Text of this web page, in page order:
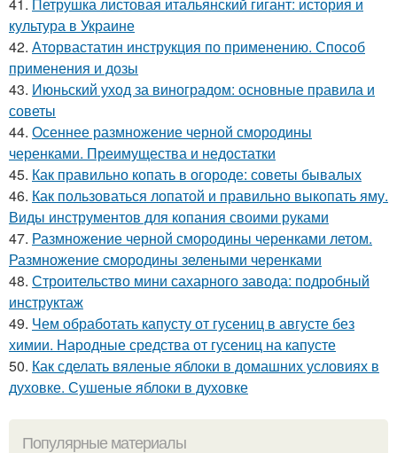
культура в Украине
42. Аторвастатин инструкция по применению. Способ
применения и дозы
43. Июньский уход за виноградом: основные правила и
советы
44. Осеннее размножение черной смородины
черенками. Преимущества и недостатки
45. Как правильно копать в огороде: советы бывалых
46. Как пользоваться лопатой и правильно выкопать яму.
Виды инструментов для копания своими руками
47. Размножение черной смородины черенками летом.
Размножение смородины зелеными черенками
48. Строительство мини сахарного завода: подробный
инструктаж
49. Чем обработать капусту от гусениц в августе без
химии. Народные средства от гусениц на капусте
50. Как сделать вяленые яблоки в домашних условиях в
духовке. Сушеные яблоки в духовке
Популярные материалы